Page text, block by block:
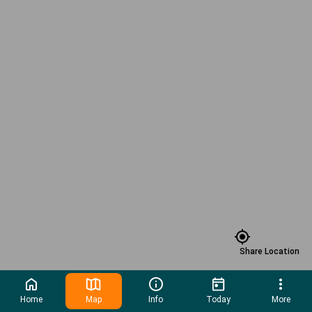
Share Location
Home Map Info Today More